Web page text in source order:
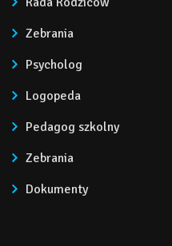
Zebrania
Psycholog
Logopeda
Pedagog szkolny
Zebrania
Dokumenty